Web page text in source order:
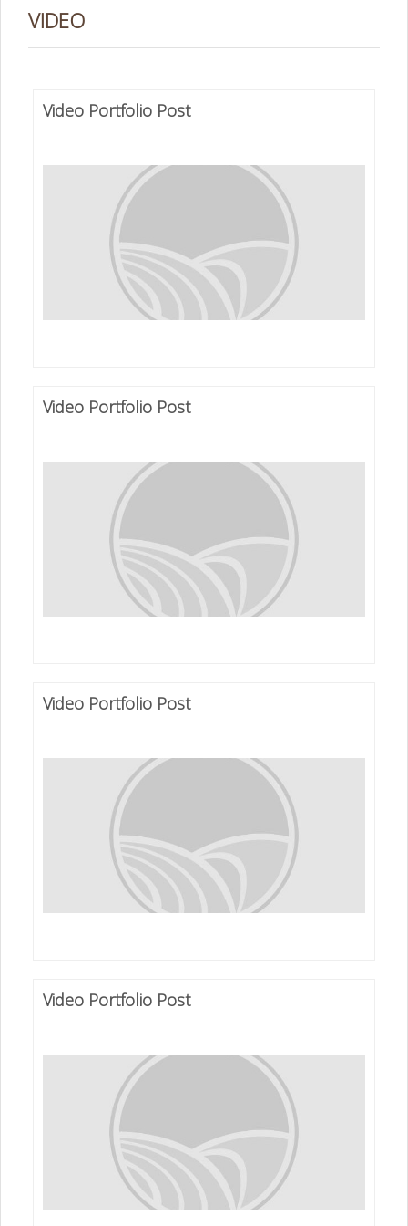
VIDEO
Video Portfolio Post
Video Portfolio Post
Video Portfolio Post
Video Portfolio Post